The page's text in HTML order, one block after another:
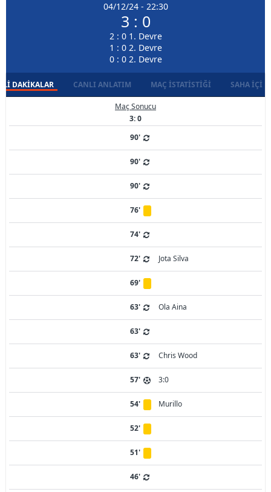
04/12/24 - 22:30
3 : 0
2 : 0 1. Devre
1 : 0 2. Devre
0 : 0 2. Devre
DAKIKALAR CANLI ANLATIM MAÇ İSTATISTIĞI SAHA İÇI
Maç Sonucu
3: 0
90'
90'
90'
76'
74'
72' Jota Silva
69'
63' Ola Aina
63'
63' Chris Wood
57' 3:0
54' Murillo
52'
51'
46'